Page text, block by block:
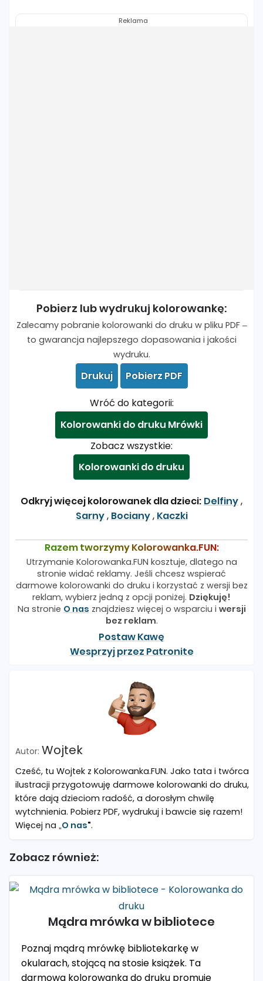
Reklama
Pobierz lub wydrukuj kolorowankę:
Zalecamy pobranie kolorowanki do druku w pliku PDF –
to gwarancja najlepszego dopasowania i jakości
wydruku.
Drukuj
Pobierz PDF
Wróć do kategorii:
Kolorowanki do druku Mrówki
Zobacz wszystkie:
Kolorowanki do druku
Odkryj więcej kolorowanek dla dzieci: Delfiny,
Sarny, Bociany, Kaczki
Razem tworzymy Kolorowanka.FUN:
Utrzymanie Kolorowanka.FUN kosztuje, dlatego na
stronie widać reklamy. Jeśli chcesz wspierać
darmowe kolorowanki do druku i korzystać z wersji bez
reklam, wybierz jedną z opcji poniżej. Dziękuję!
Na stronie O nas znajdziesz więcej o wsparciu i wersji
bez reklam.
Postaw Kawę
Wesprzyj przez Patronite
Wojtek
Cześć, tu Wojtek z Kolorowanka.FUN. Jako tata i twórca
ilustracji przygotowuję darmowe kolorowanki do druku,
które dają dzieciom radość, a dorosłym chwilę
wytchnienia. Pobierz PDF, wydrukuj i bawcie się razem!
Więcej na „O nas".
Zobacz również:
Mądra mrówka w bibliotece
Poznaj mądrą mrówkę bibliotekarkę w
okularach, stojącą na stosie książek. Ta
darmowa kolorowanka do druku promuje